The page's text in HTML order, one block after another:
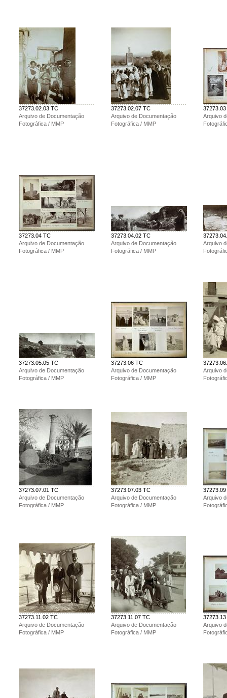
37273.02.03 TC
Arquivo de Documentação
Fotográfica / MMP
37273.02.07 TC
Arquivo de Documentação
Fotográfica / MMP
Arquivo
37273.04 TC
Arquivo de Documentação
Fotográfica / MMP
37273.04.02 TC
Arquivo de Documentação
Fotográfica / MMP
Arquivo
37273.05.05 TC
Arquivo de Documentação
Fotográfica / MMP
37273.06 TC
Arquivo de Documentação
Fotográfica / MMP
Arquivo
37273.07.01 TC
Arquivo de Documentação
Fotográfica / MMP
37273.07.03 TC
Arquivo de Documentação
Fotográfica / MMP
Arquivo
37273.11.02 TC
Arquivo de Documentação
Fotográfica / MMP
37273.11.07 TC
Arquivo de Documentação
Fotográfica / MMP
Arquivo